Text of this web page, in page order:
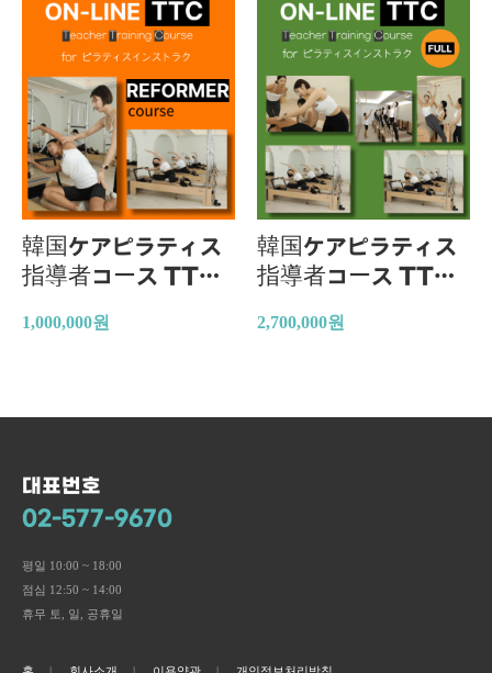
韓国ケアピラティス
指導者コース TTC
（Reformer コー
1,000,000원
韓国ケアピラティス
指導者コース TTC
（Full 指導者コー
2,700,000원
대표번호
02-577-9670
평일 10:00 ~ 18:00
점심 12:50 ~ 14:00
휴무 토, 일, 공휴일